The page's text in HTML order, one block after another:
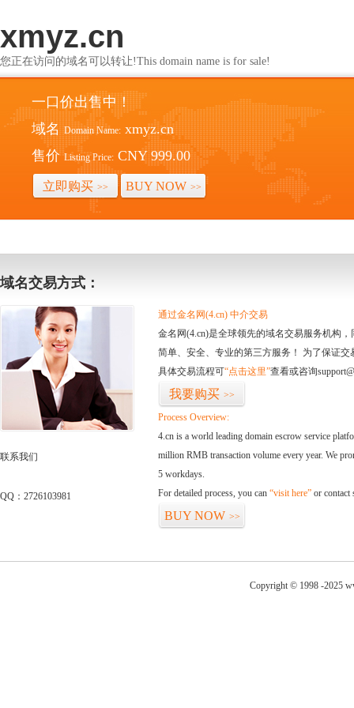
xmyz.cn
您正在访问的域名可以转让!This domain name is for sale!
一口价出售中！
域名 Domain Name: xmyz.cn
售价 Listing Price: CNY 999.00
立即购买 >> BUY NOW >>
域名交易方式：
联系我们
QQ：2726103981
通过金名网(4.cn) 中介交易
金名网(4.cn)是全球领先的域名交易服务机构
简单、安全、专业的第三方服务！ 为了保证
具体交易流程可“点击这里”查看或咨询
我要购买 >>
Process Overview:
4.cn is a world leading domain escrow service
million RMB transaction volume every year. We
5 workdays.
For detailed process, you can “visit here” or contact
BUY NOW >>
Copyright © 1998 -2025